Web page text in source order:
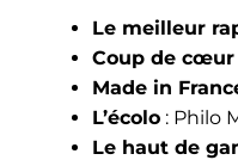
Le meilleur
Coup de cœur
Made in
L’écolo : Philo
Le haut de